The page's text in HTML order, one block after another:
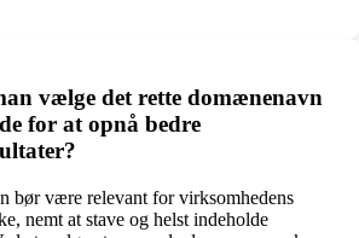
vælge det rette domænenavn
for at opnå bedre
bør være relevant for virksomhedens
nemt at stave og helst indeholde